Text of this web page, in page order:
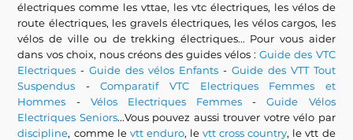
électriques comme les vttae, les vtc électriques, les vélos de
route électriques, les gravels électriques, les vélos cargos, les
vélos de ville ou de trekking électriques... Pour vous aider
dans vos choix, nous créons des guides vélos :Guide des VTC
Electriques -Guide des vélos Enfants - Guide des VTT Tout
Suspendus -Comparatif VTC Electriques Femmes et
Hommes - Vélos Electriques Femmes -Guide Vélos
Electriques Seniors...Vous pouvez aussi trouver votre vélo par
discipline, comme le vtt enduro, levtt cross country, le vtt de